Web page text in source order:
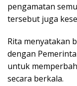
pengamatan
tersebut juga
Rita menyatakan
dengan
untuk
secara berkala.